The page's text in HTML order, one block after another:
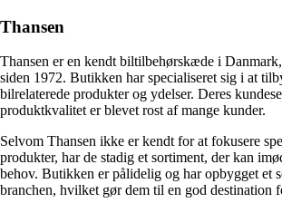
Thansen
Thansen er en kendt biltilbehørskæde i
siden 1972. Butikken har specialiseret sig i at
bilrelaterede produkter og ydelser. Deres
produktkvalitet er blevet rost af mange kunder.
Selvom Thansen ikke er kendt for at fokusere
produkter, har de stadig et sortiment, der kan
behov. Butikken er pålidelig og har opbygget et
branchen, hvilket gør dem til en god destination